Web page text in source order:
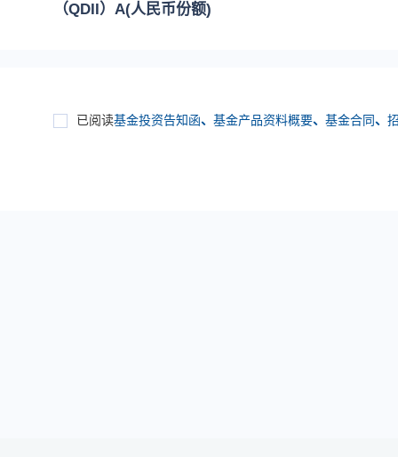
（QDII）A(人民币份额)
已阅读基金投资告知函、 基金产品资料概要、 基金合同、